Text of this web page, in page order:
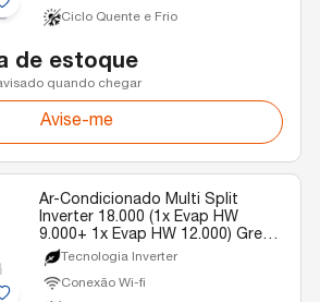
Ciclo Quente e Frio
de estoque
quando chegar
Avise-me
Ar-Condicionado Multi Split
Inverter 18.000 (1x Evap HW
9.000+ 1x Evap HW 12.000) Gree
Quente/Frio R-32 220v
Tecnologia Inverter
Conexão Wi-fi